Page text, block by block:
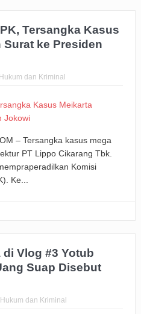
Tersangka Kasus
ke Presiden
Hukum dan Kriminal
– Tersangka kasus mega
PT Lippo Cikarang Tbk.
Komisi
Ke...
Vlog #3 Yotub
Suap Disebut
Hukum dan Kriminal